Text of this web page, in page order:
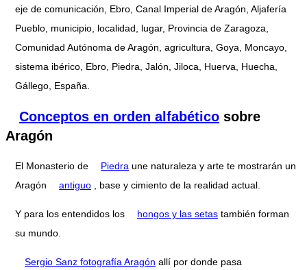
eje de comunicación, Ebro, Canal Imperial de Aragón, Aljafería
Pueblo, municipio, localidad, lugar, Provincia de Zaragoza,
Comunidad Autónoma de Aragón, agricultura, Goya, Moncayo,
sistema ibérico, Ebro, Piedra, Jalón, Jiloca, Huerva, Huecha,
Gállego, España.
Conceptos en orden alfabético sobre
Aragón
El Monasterio de Piedra une naturaleza y arte te mostrarán un
Aragón
antiguo , base y cimiento de la realidad actual.
Y para los entendidos los hongos y las setas también forman
su mundo.
Sergio Sanz fotografía Aragón allí por donde pasa